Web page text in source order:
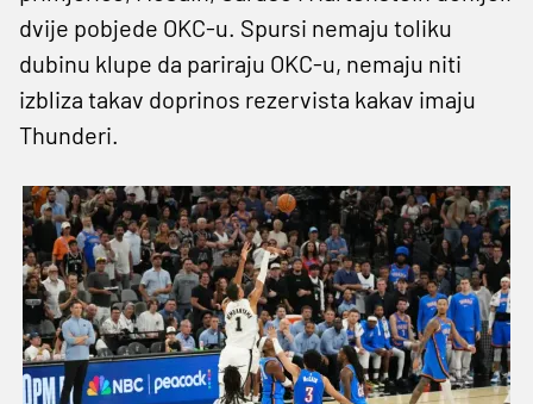
dvije pobjede OKC-u. Spursi nemaju toliku
dubinu klupe da pariraju OKC-u, nemaju niti
izbliza takav doprinos rezervista kakav imaju
Thunderi.